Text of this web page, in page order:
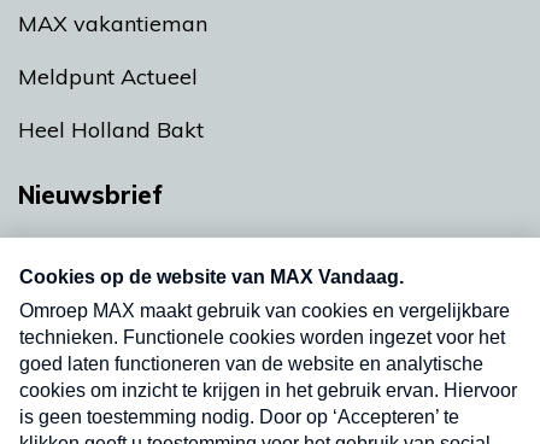
MAX vakantieman
Meldpunt Actueel
Heel Holland Bakt
Nieuwsbrief
nieuwsbrief. Elke vrijdag- en dinsdagochtend in
uw mailbox.
Verzend